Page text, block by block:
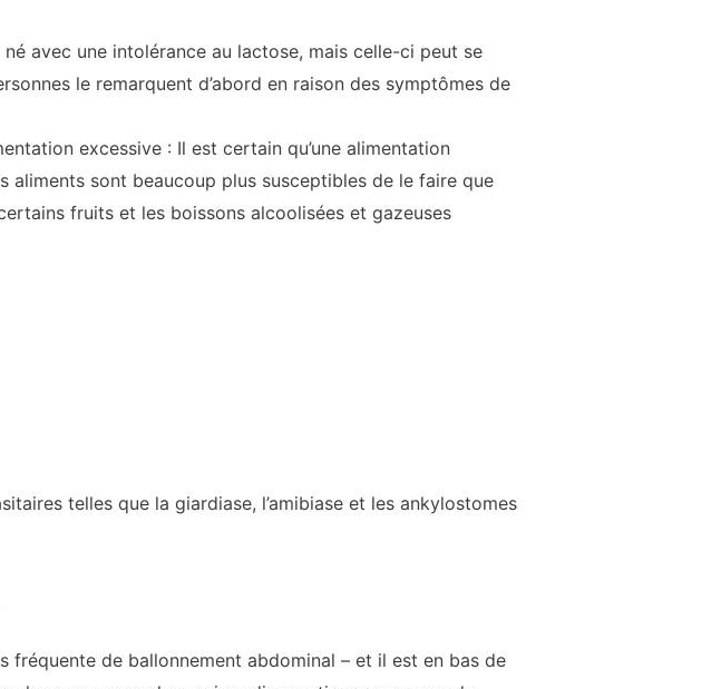
avec une intolérance au lactose, mais celle-ci peut se
le remarquent d’abord en raison des symptômes de
excessive : Il est certain qu’une alimentation
sont beaucoup plus susceptibles de le faire que
fruits et les boissons alcoolisées et gazeuses
telles que la giardiase, l’amibiase et les ankylostomes
fréquente de ballonnement abdominal – et il est en bas de